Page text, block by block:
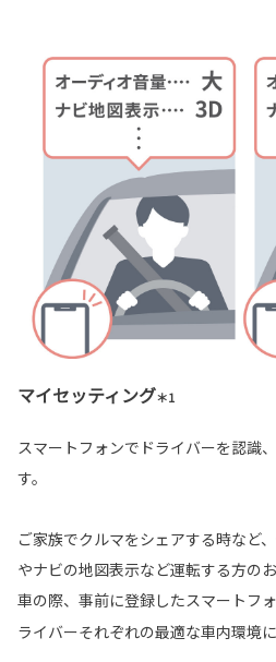
マイセッティング＊1
スマートフォンでドライバーを認識
す。
ご家族でクルマをシェアする時など
やナビの地図表示など運転する方の
車の際、事前に登録したスマートフ
ライバーそれぞれの最適な車内環境